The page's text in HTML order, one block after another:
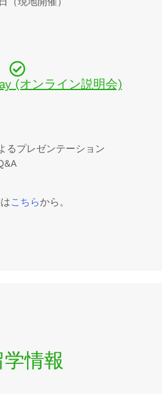
(オンライン説明会)
るプレゼンテーション
こちらから。
学情報